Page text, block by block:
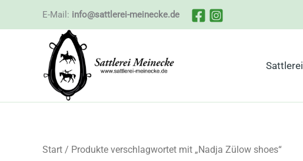
E-Mail: info@sattlerei-meinecke.de
Sattlerei
Start / Produkte verschlagwortet mit „Nadja Zülow shoes“